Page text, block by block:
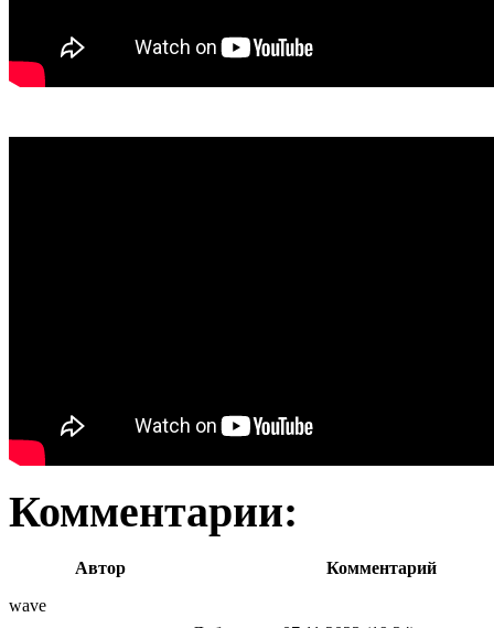
Комментарии:
Автор
Комментарий
wave